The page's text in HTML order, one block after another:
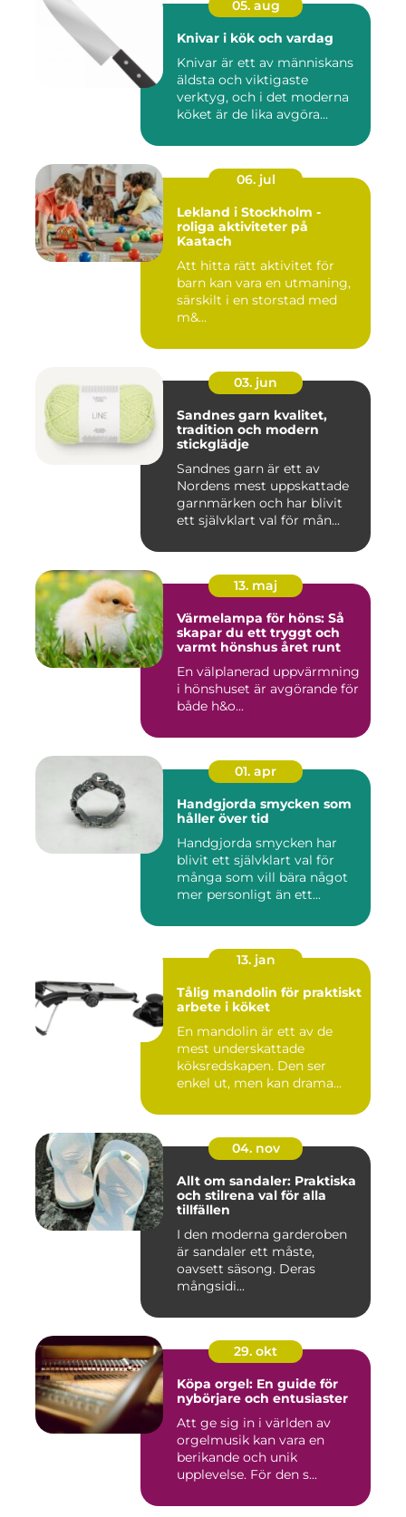
05. aug
Knivar i kök och vardag
Knivar är ett av människans
äldsta och viktigaste
verktyg, och i det moderna
köket är de lika avgöra...
06. jul
Lekland i Stockholm -
roliga aktiviteter på
Kaatach
Att hitta rätt aktivitet för
barn kan vara en utmaning,
särskilt i en storstad med
m&...
03. jun
Sandnes garn kvalitet,
tradition och modern
stickglädje
Sandnes garn är ett av
Nordens mest uppskattade
garnmärken och har blivit
ett självklart val för mån...
13. maj
Värmelampa för höns: Så
skapar du ett tryggt och
varmt hönshus året runt
En välplanerad uppvärmning
i hönshuset är avgörande för
både h&o...
01. apr
Handgjorda smycken som
håller över tid
Handgjorda smycken har
blivit ett självklart val för
många som vill bära något
mer personligt än ett...
13. jan
Tålig mandolin för praktiskt
arbete i köket
En mandolin är ett av de
mest underskattade
köksredskapen. Den ser
enkel ut, men kan drama...
04. nov
Allt om sandaler: Praktiska
och stilrena val för alla
tillfällen
I den moderna garderoben
är sandaler ett måste,
oavsett säsong. Deras
mångsidi...
29. okt
Köpa orgel: En guide för
nybörjare och entusiaster
Att ge sig in i världen av
orgelmusik kan vara en
berikande och unik
upplevelse. För den s...